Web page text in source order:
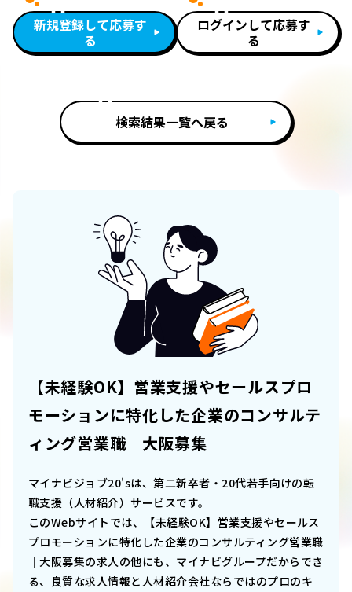
新規登録して応募す
る
ログインして応募す
る
検索結果一覧へ戻る
【未経験OK】営業支援やセールスプロ
モーションに特化した企業のコンサルテ
ィング営業職｜大阪募集
マイナビジョブ20'sは、第二新卒者・20代若手向けの転
職支援（人材紹介）サービスです。
このWebサイトでは、
【未経験OK】営業支援やセールス
プロモーションに特化した企業のコンサルティング営業職
｜大阪募集の求人の他にも、マイナビグループだからでき
る、良質な求人情報と人材紹介会社ならではのプロのキ